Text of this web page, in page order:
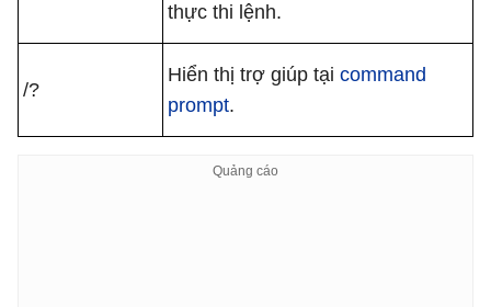
thực thi lệnh.
/?
Hiển thị trợ giúp tại command
prompt.